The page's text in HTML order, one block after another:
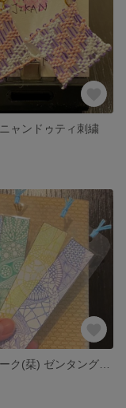
ャンドゥティ刺繍